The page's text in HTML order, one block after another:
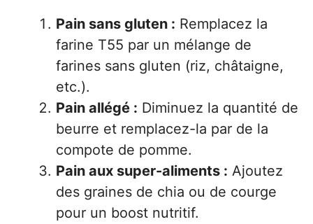
Pain sans gluten : Remplacez la
farine T55 par un mélange de
farines sans gluten (riz, châtaigne,
etc.).
Pain allégé : Diminuez la quantité de
beurre et remplacez-la par de la
compote de pomme.
Pain aux super-aliments : Ajoutez
des graines de chia ou de courge
pour un boost nutritif.